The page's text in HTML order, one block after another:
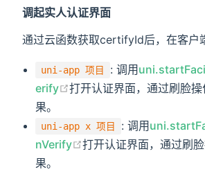
调起实人认证界面
通过云函数获取certifyId后，在客户
uni-app 项目 : 调用
erify
打开认证界面，通过刷脸
果。
uni-app x 项目 : 调用
nVerify
打开认证界面，通过刷
果。